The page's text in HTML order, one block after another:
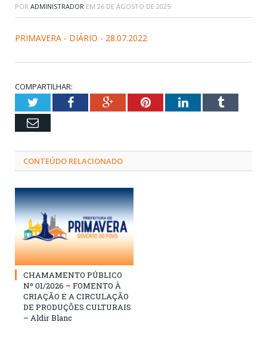
POR ADMINISTRADOR EM 26 DE AGOSTO DE 2025
PRIMAVERA - DIÁRIO - 28.07.2022
COMPARTILHAR:
TwitterFacebookGoogle+PinterestLinkedInTumblr
Email
CONTEÚDO RELACIONADO
CHAMAMENTO PÚBLICO
Nº 01/2026 – FOMENTO À
CRIAÇÃO E A CIRCULAÇÃO
DE PRODUÇÕES CULTURAIS
– Aldir Blanc